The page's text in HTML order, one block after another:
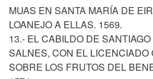
MUAS EN SANTA MARÍA DE
LOANEJO A ELLAS. 1569.
13.- EL CABILDO DE
SALNES, CON EL LICENCIADO
SOBRE LOS FRUTOS DEL